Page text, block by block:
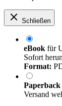
Schließen
eBook für
Sofort
Format:
Paperback
Versand